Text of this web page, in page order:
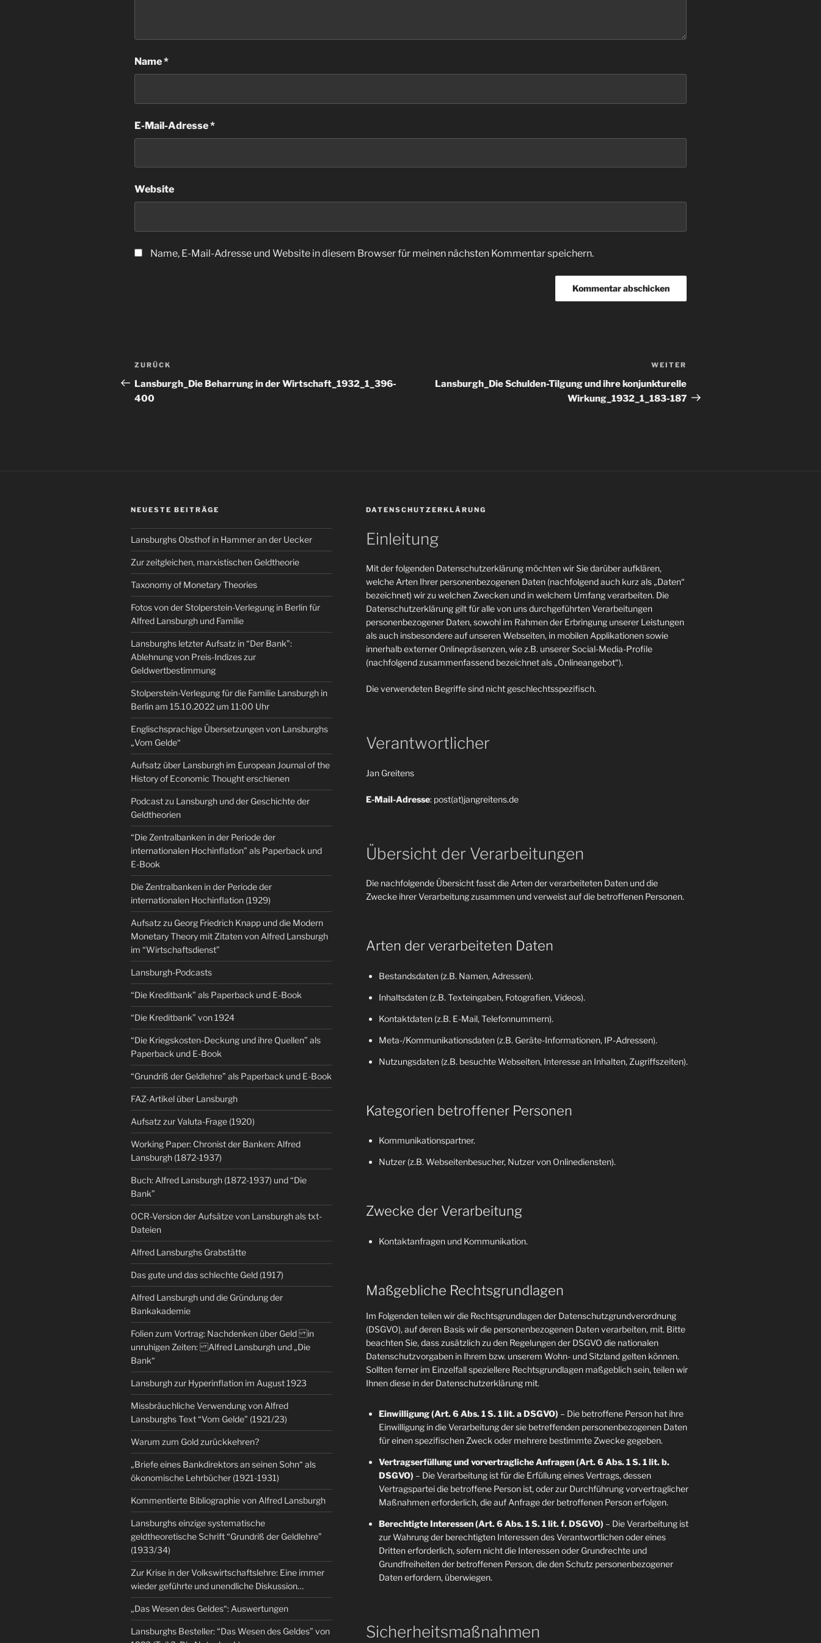
Name*
E-Mail-Adresse*
Website
Name, E-Mail-Adresse und Website in diesem Browser für meinen nächsten Kommentar speichern.
Beitragsnavigation
Vorheriger
Beitrag
ZURÜCK
Lansburgh_Die Beharrung in der Wirtschaft_1932_1_396-
400
Beitrag
WEITER
Lansburgh_Die Schulden-Tilgung und ihre konjunkturelle
Wirkung_1932_1_183-187
NEUESTE BEITRÄGE
Lansburghs Obsthof in Hammer an der Uecker
Zur zeitgleichen, marxistischen Geldtheorie
Taxonomy of Monetary Theories
Fotos von der Stolperstein-Verlegung in Berlin für
Alfred Lansburgh und Familie
Lansburghs letzter Aufsatz in “Der Bank”:
Ablehnung von Preis-Indizes zur
Geldwertbestimmung
Stolperstein-Verlegung für die Familie Lansburgh in
Berlin am 15.10.2022 um 11:00 Uhr
Englischsprachige Übersetzungen von Lansburghs
„Vom Gelde“
Aufsatz über Lansburgh im European Journal of the
History of Economic Thought erschienen
Podcast zu Lansburgh und der Geschichte der
Geldtheorien
“Die Zentralbanken in der Periode der
internationalen Hochinflation” als Paperback und
E-Book
Die Zentralbanken in der Periode der
internationalen Hochinflation (1929)
Aufsatz zu Georg Friedrich Knapp und die Modern
Monetary Theory mit Zitaten von Alfred Lansburgh
im “Wirtschaftsdienst”
Lansburgh-Podcasts
“Die Kreditbank” als Paperback und E-Book
“Die Kreditbank” von 1924
“Die Kriegskosten-Deckung und ihre Quellen” als
Paperback und E-Book
“Grundriß der Geldlehre” als Paperback und E-Book
FAZ-Artikel über Lansburgh
Aufsatz zur Valuta-Frage (1920)
Working Paper: Chronist der Banken: Alfred
Lansburgh (1872-1937)
Buch: Alfred Lansburgh (1872-1937) und “Die
Bank”
OCR-Version der Aufsätze von Lansburgh als txt-
Dateien
Alfred Lansburghs Grabstätte
Das gute und das schlechte Geld (1917)
Alfred Lansburgh und die Gründung der
Bankakademie
Folien zum Vortrag: Nachdenken über Geld in
unruhigen Zeiten: Alfred Lansburgh und „Die
Bank“
Lansburgh zur Hyperinflation im August 1923
Missbräuchliche Verwendung von Alfred
Lansburghs Text “Vom Gelde” (1921/23)
Warum zum Gold zurückkehren?
„Briefe eines Bankdirektors an seinen Sohn“ als
ökonomische Lehrbücher (1921-1931)
Kommentierte Bibliographie von Alfred Lansburgh
Lansburghs einzige systematische
geldtheoretische Schrift “Grundriß der Geldlehre”
(1933/34)
Zur Krise in der Volkswirtschaftslehre: Eine immer
wieder geführte und unendliche Diskussion…
„Das Wesen des Geldes“: Auswertungen
Lansburghs Besteller: “Das Wesen des Geldes” von
DATENSCHUTZERKLÄRUNG
Einleitung
Mit der folgenden Datenschutzerklärung möchten wir Sie darüber aufklären,
welche Arten Ihrer personenbezogenen Daten (nachfolgend auch kurz als „Daten“
bezeichnet) wir zu welchen Zwecken und in welchem Umfang verarbeiten. Die
Datenschutzerklärung gilt für alle von uns durchgeführten Verarbeitungen
personenbezogener Daten, sowohl im Rahmen der Erbringung unserer Leistungen
als auch insbesondere auf unseren Webseiten, in mobilen Applikationen sowie
innerhalb externer Onlinepräsenzen, wie z.B. unserer Social-Media-Profile
(nachfolgend zusammenfassend bezeichnet als „Onlineangebot“).
Die verwendeten Begriffe sind nicht geschlechtsspezifisch.
Verantwortlicher
Jan Greitens
E-Mail-Adresse: post(at)jangreitens.de
Übersicht der Verarbeitungen
Die nachfolgende Übersicht fasst die Arten der verarbeiteten Daten und die
Zwecke ihrer Verarbeitung zusammen und verweist auf die betroffenen Personen.
Arten der verarbeiteten Daten
Bestandsdaten (z.B. Namen, Adressen).
Inhaltsdaten (z.B. Texteingaben, Fotografien, Videos).
Kontaktdaten (z.B. E-Mail, Telefonnummern).
Meta-/Kommunikationsdaten (z.B. Geräte-Informationen, IP-Adressen).
Nutzungsdaten (z.B. besuchte Webseiten, Interesse an Inhalten, Zugriffszeiten).
Kategorien betroffener Personen
Kommunikationspartner.
Nutzer (z.B. Webseitenbesucher, Nutzer von Onlinediensten).
Zwecke der Verarbeitung
Kontaktanfragen und Kommunikation.
Maßgebliche Rechtsgrundlagen
Im Folgenden teilen wir die Rechtsgrundlagen der Datenschutzgrundverordnung
(DSGVO), auf deren Basis wir die personenbezogenen Daten verarbeiten, mit. Bitte
beachten Sie, dass zusätzlich zu den Regelungen der DSGVO die nationalen
Datenschutzvorgaben in Ihrem bzw. unserem Wohn- und Sitzland gelten können.
Sollten ferner im Einzelfall speziellere Rechtsgrundlagen maßgeblich sein, teilen wir
Ihnen diese in der Datenschutzerklärung mit.
Einwilligung (Art. 6 Abs. 1 S. 1 lit. a DSGVO) – Die betroffene Person hat ihre
Einwilligung in die Verarbeitung der sie betreffenden personenbezogenen Daten
für einen spezifischen Zweck oder mehrere bestimmte Zwecke gegeben.
Vertragserfüllung und vorvertragliche Anfragen (Art. 6 Abs. 1 S. 1 lit. b.
DSGVO) – Die Verarbeitung ist für die Erfüllung eines Vertrags, dessen
Vertragspartei die betroffene Person ist, oder zur Durchführung vorvertraglicher
Maßnahmen erforderlich, die auf Anfrage der betroffenen Person erfolgen.
Berechtigte Interessen (Art. 6 Abs. 1 S. 1 lit. f. DSGVO) – Die Verarbeitung ist
zur Wahrung der berechtigten Interessen des Verantwortlichen oder eines
Dritten erforderlich, sofern nicht die Interessen oder Grundrechte und
Grundfreiheiten der betroffenen Person, die den Schutz personenbezogener
Daten erfordern, überwiegen.
Sicherheitsmaßnahmen